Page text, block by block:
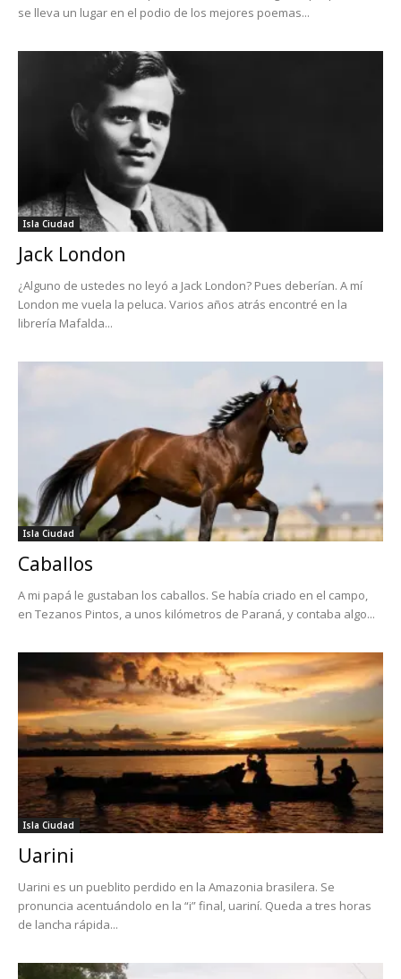
se lleva un lugar en el podio de los mejores poemas...
Isla Ciudad
Jack London
¿Alguno de ustedes no leyó a Jack London? Pues deberían. A mí
London me vuela la peluca. Varios años atrás encontré en la
librería Mafalda...
Isla Ciudad
Caballos
A mi papá le gustaban los caballos. Se había criado en el campo,
en Tezanos Pintos, a unos kilómetros de Paraná, y contaba algo...
Isla Ciudad
Uarini
Uarini es un pueblito perdido en la Amazonia brasilera. Se
pronuncia acentuándolo en la “i” final, uariní. Queda a tres horas
de lancha rápida...